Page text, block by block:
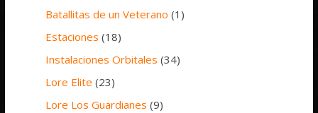
Batallitas de un Veterano (1)
Estaciones (18)
Instalaciones Orbitales (34)
Lore Elite (23)
Lore Los Guardianes (9)